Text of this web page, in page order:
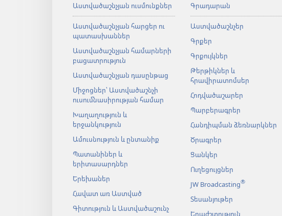
Աստվածաշնչյան ուսմունքներ
Աստվածաշնչյան հարցեր ու
պատասխաններ
Աստվածաշնչյան համարների
բացատրություն
Աստվածաշնչյան դասընթաց
Միջոցներ՝ Աստվածաշնչի
ուսումնասիրության համար
Խաղաղություն և
երջանկություն
Ամուսնություն և ընտանիք
Պատանիներ և
երիտասարդներ
Երեխաներ
Հավատ առ Աստված
Գիտություն և Աստվածաշունչ
Գրադարան
Աստվածաշնչեր
Գրքեր
Գրքույկներ
Թերթիկներ և
հրավիրատոմսեր
Հոդվածաշարեր
Պարբերագրեր
Հանդիպման ձեռնարկներ
Ծրագրեր
Ցանկեր
Ուղեցույցներ
JW Broadcasting®
Տեսանյութեր
Երաժշտություն